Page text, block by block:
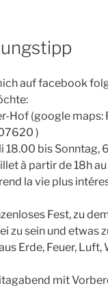
auf facebook
Hof (google maps:
)
18.00 bis Sonntag,
à partir de 18h
la vie plus
Fest, zu
zu sein und etwas
Erde, Feuer,
mit